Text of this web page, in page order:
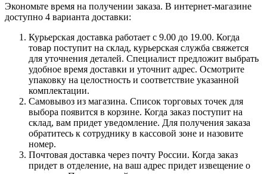
Экономьте время на получении заказа. В интернет-магазине
доступно 4 варианта доставки:
Курьерская доставка работает с 9.00 до 19.00. Когда
товар поступит на склад, курьерская служба свяжется
для уточнения деталей. Специалист предложит выбрать
удобное время доставки и уточнит адрес. Осмотрите
упаковку на целостность и соответствие указанной
комплектации.
Самовывоз из магазина. Список торговых точек для
выбора появится в корзине. Когда заказ поступит на
склад, вам придет уведомление. Для получения заказа
обратитесь к сотруднику в кассовой зоне и назовите
номер.
Почтовая доставка через почту России. Когда заказ
придет в отделение, на ваш адрес придет извещение о